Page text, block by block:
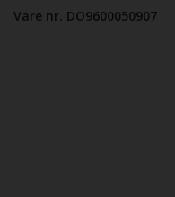
Vare nr. DO9600050907